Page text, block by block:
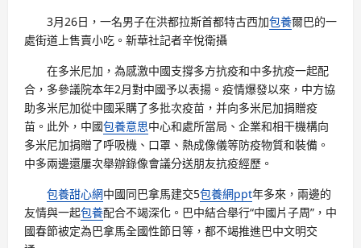
3月26日，一名男子在洪都拉斯首都特古西加包養爾巴的一
處街道上售賣小吃。新華社記者辛悅衛攝
在多米尼加，為感激中國支撐多方抗疫和中多抗疫一起配
合，多參議院本年2月對中國予以表揚。疫情爆發以來，中方協
助多米尼加從中國采購了多批次疫苗，并向多米尼加捐贈疫
苗。此外，中國包養意思中心和處所當局、企業和相干機構向
多米尼加捐贈了呼吸機、口罩、熱成像儀等防疫物質和裝備。
中多兩邊還屢次舉辦錄像會議分送朋友抗疫經歷。
包養甜心網中國同巴拿馬建交5包養網ppt年多來，兩邊的
友情與一起包養配合不竭深化。巴中結合舉行“中國片子周”，中
國春節被定為巴拿馬全國性節日等，都不竭推進巴中文明交